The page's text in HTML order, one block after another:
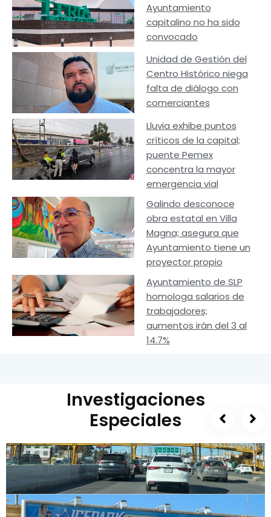
Ayuntamiento
capitalino no ha sido
convocado
Unidad de Gestión del
Centro Histórico niega
falta de diálogo con
comerciantes
Lluvia exhibe puntos
críticos de la capital;
puente Pemex
concentra la mayor
emergencia vial
Galindo desconoce
obra estatal en Villa
Magna; asegura que
Ayuntamiento tiene un
proyector propio
Ayuntamiento de SLP
homologa salarios de
trabajadores;
aumentos irán del 3 al
14.7%
Investigaciones
Especiales